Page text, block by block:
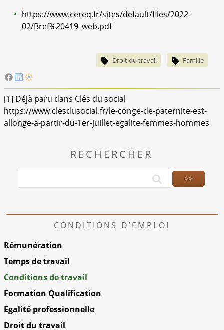
https://www.cereq.fr/sites/default/files/2022-
02/Bref%20419_web.pdf
Droit du travail Famille
[1] Déjà paru dans Clés du social
https://www.clesdusocial.fr/le-conge-de-paternite-est-
allonge-a-partir-du-1er-juillet-egalite-femmes-hommes
RECHERCHER
CONDITIONS D’EMPLOI
Rémunération
Temps de travail
Conditions de travail
Formation Qualification
Egalité professionnelle
Droit du travail